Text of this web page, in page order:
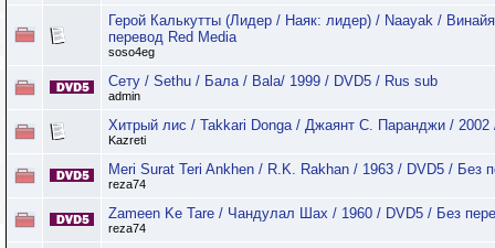
Герой Калькутты (Лидер / Наяк: лидер) / Naayak /
перевод Red Media
soso4eg
Сету / Sethu / Бала / Bala/ 1999 / DVD5 / Rus sub
admin
Хитрый лис / Takkari Donga / Джаянт С. Паранджи / 2002
Kazreti
Meri Surat Teri Ankhen / R.K. Rakhan / 1963 / DVD5 / Без
reza74
Zameen Ke Tare / Чандулал Шах / 1960 / DVD5 / Без
reza74